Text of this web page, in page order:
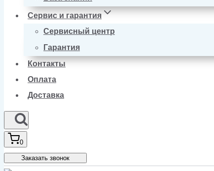
Сервис и гарантия
Сервисный центр
Гарантия
Контакты
Оплата
Доставка
0
Заказать звонок